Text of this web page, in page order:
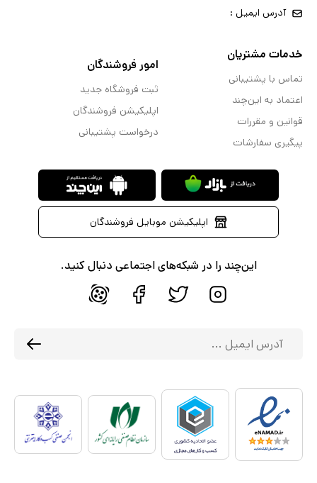
آدرس ایمیل :
خدمات مشتریان
تماس با پشتیبانی
اعتماد به این‌چند
قوانین و مقررات
پیگیری سفارشات
امور فروشندگان
ثبت فروشگاه جدید
اپلیکیشن فروشندگان
درخواست پشتیبانی
اپلیکیشن موبایل فروشندگان
این‌چند را در شبکه‌های اجتماعی دنبال کنید.